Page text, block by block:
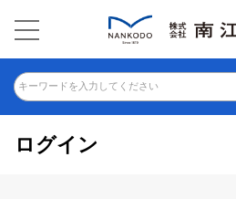
キーワードを入力してください
ログイン